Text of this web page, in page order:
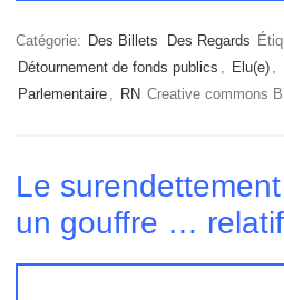
Catégorie: Des Billets Des Regards
Détournement de fonds publics , Elu(e) ,
Parlementaire , RN Creative commons
Le
un gouffre …